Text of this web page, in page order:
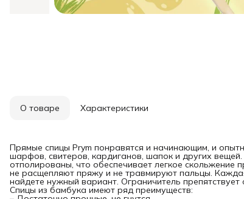
О товаре Характеристики
Прямые спицы Prym понравятся и начинающим, и
шарфов, свитеров, кардиганов, шапок и других
отполированы, что обеспечивает легкое скольжение
не расщепляют пряжу и не травмируют пальцы.
найдете нужный вариант. Ограничитель препятствует
Спицы из бамбука имеют ряд преимуществ: